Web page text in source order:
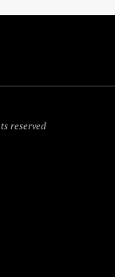
reserved